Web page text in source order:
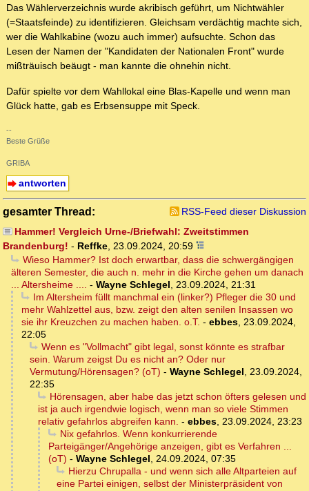
Das Wählerverzeichnis wurde akribisch geführt, um Nichtwähler
(=Staatsfeinde) zu identifizieren. Gleichsam verdächtig machte sich,
wer die Wahlkabine (wozu auch immer) aufsuchte. Schon das
Lesen der Namen der "Kandidaten der Nationalen Front" wurde
mißträuisch beäugt - man kannte die ohnehin nicht.
Dafür spielte vor dem Wahllokal eine Blas-Kapelle und wenn man
Glück hatte, gab es Erbsensuppe mit Speck.
--
Beste Grüße
GRIBA
antworten
gesamter Thread:
RSS-Feed dieser Diskussion
Hammer! Vergleich Urne-/Briefwahl: Zweitstimmen
Brandenburg! - Reffke, 23.09.2024, 20:59
Wieso Hammer? Ist doch erwartbar, dass die schwergängigen
älteren Semester, die auch n. mehr in die Kirche gehen um danach
... Altersheime .... - Wayne Schlegel, 23.09.2024, 21:31
Im Altersheim füllt manchmal ein (linker?) Pfleger die 30 und
mehr Wahlzettel aus, bzw. zeigt den alten senilen Insassen wo
sie ihr Kreuzchen zu machen haben. o.T. - ebbes, 23.09.2024,
22:05
Wenn es "Vollmacht" gibt legal, sonst könnte es strafbar
sein. Warum zeigst Du es nicht an? Oder nur
Vermutung/Hörensagen? (oT) - Wayne Schlegel, 23.09.2024,
22:35
Hörensagen, aber habe das jetzt schon öfters gelesen und
ist ja auch irgendwie logisch, wenn man so viele Stimmen
relativ gefahrlos abgreifen kann. - ebbes, 23.09.2024, 23:23
Nix gefahrlos. Wenn konkurrierende
Parteigänger/Angehörige anzeigen, gibt es Verfahren ...
(oT) - Wayne Schlegel, 24.09.2024, 07:35
Hierzu Chrupalla - und wenn sich alle Altparteien auf
eine Partei einigen, selbst der Ministerpräsident von